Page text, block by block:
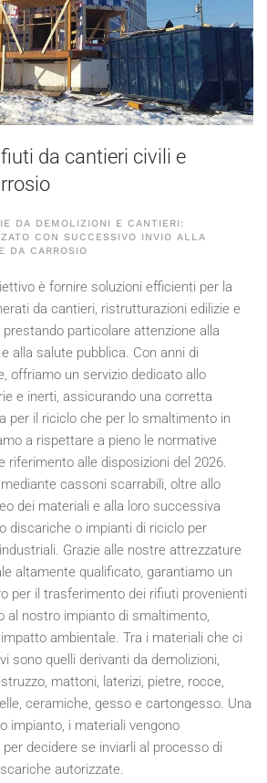
da cantieri civili e
DA DEMOLIZIONI E CANTIERI:
CON SUCCESSIVO INVIO ALLA
DA CARROSIO
è fornire soluzioni efficienti per la
da cantieri, ristrutturazioni edilizie e
particolare attenzione alla
alla salute pubblica. Con anni di
offriamo un servizio dedicato allo
e inerti, assicurando una corretta
per il riciclo che per lo smaltimento in
a rispettare a pieno le normative
riferimento alle disposizioni del 2026.
cassoni scarrabili, oltre allo
dei materiali e alla loro successiva
discariche o impianti di riciclo per
Grazie alle nostre attrezzature
altamente qualificato, garantiamo un
per il trasferimento dei rifiuti provenienti
al nostro impianto di smaltimento,
ambientale. Tra i materiali che ci
sono quelli derivanti da demolizioni,
mattoni, laterizi, pietre, rocce,
ceramiche, gesso e cartongesso. Una
impianto, i materiali vengono
decidere se inviarli al processo di
autorizzate.